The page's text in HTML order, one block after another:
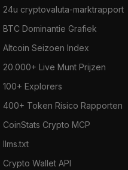
24u cryptovaluta-marktrapport
BTC Dominantie Grafiek
Altcoin Seizoen Index
20.000+ Live Munt Prijzen
100+ Explorers
400+ Token Risico Rapporten
CoinStats Crypto MCP
llms.txt
Crypto Wallet API